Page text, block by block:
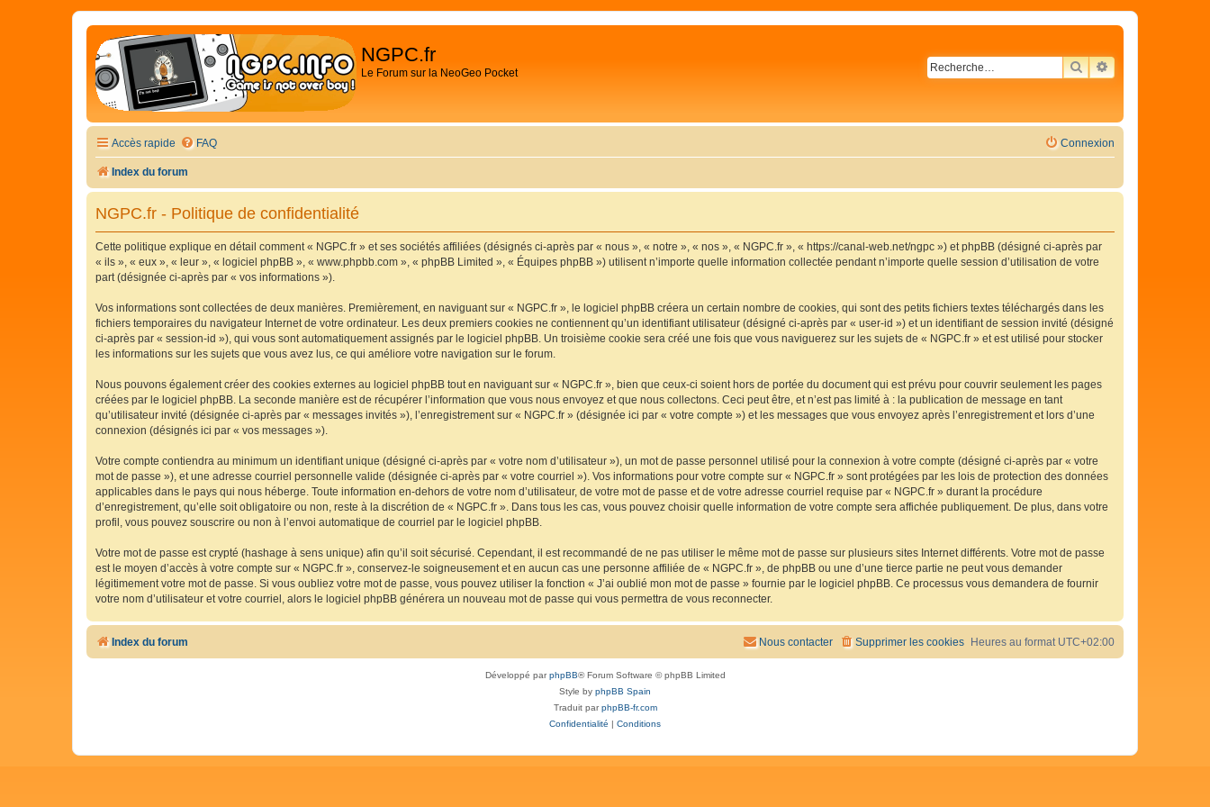
NGPC.fr
Le Forum sur la NeoGeo Pocket RECHERCHER
RECHERCHE
Accès rapide FAQ Connexion
Index du forum
NGPC.fr - Politique de confidentialité
Cette politique explique en détail comment « NGPC.fr » et ses sociétés affiliées (désignés ci-après par « nous », « notre », « nos », « NGPC.fr », « https://canal-web.net/ngpc ») et phpBB (désigné ci-après par
« ils », « eux », « leur », « logiciel phpBB », « www.phpbb.com », « phpBB Limited », « Équipes phpBB ») utilisent n’importe quelle information collectée pendant n’importe quelle session d’utilisation de votre
part (désignée ci-après par « vos informations »).
Vos informations sont collectées de deux manières. Premièrement, en naviguant sur « NGPC.fr », le logiciel phpBB créera un certain nombre de cookies, qui sont des petits fichiers textes téléchargés dans les
fichiers temporaires du navigateur Internet de votre ordinateur. Les deux premiers cookies ne contiennent qu’un identifiant utilisateur (désigné ci-après par « user-id ») et un identifiant de session invité (désigné
ci-après par « session-id »), qui vous sont automatiquement assignés par le logiciel phpBB. Un troisième cookie sera créé une fois que vous naviguerez sur les sujets de « NGPC.fr » et est utilisé pour stocker
les informations sur les sujets que vous avez lus, ce qui améliore votre navigation sur le forum.
Nous pouvons également créer des cookies externes au logiciel phpBB tout en naviguant sur « NGPC.fr », bien que ceux-ci soient hors de portée du document qui est prévu pour couvrir seulement les pages
créées par le logiciel phpBB. La seconde manière est de récupérer l’information que vous nous envoyez et que nous collectons. Ceci peut être, et n’est pas limité à : la publication de message en tant
qu’utilisateur invité (désignée ci-après par « messages invités »), l’enregistrement sur « NGPC.fr » (désignée ici par « votre compte ») et les messages que vous envoyez après l’enregistrement et lors d’une
connexion (désignés ici par « vos messages »).
Votre compte contiendra au minimum un identifiant unique (désigné ci-après par « votre nom d’utilisateur »), un mot de passe personnel utilisé pour la connexion à votre compte (désigné ci-après par « votre
mot de passe »), et une adresse courriel personnelle valide (désignée ci-après par « votre courriel »). Vos informations pour votre compte sur « NGPC.fr » sont protégées par les lois de protection des données
applicables dans le pays qui nous héberge. Toute information en-dehors de votre nom d’utilisateur, de votre mot de passe et de votre adresse courriel requise par « NGPC.fr » durant la procédure
d’enregistrement, qu’elle soit obligatoire ou non, reste à la discrétion de « NGPC.fr ». Dans tous les cas, vous pouvez choisir quelle information de votre compte sera affichée publiquement. De plus, dans votre
profil, vous pouvez souscrire ou non à l’envoi automatique de courriel par le logiciel phpBB.
Votre mot de passe est crypté (hashage à sens unique) afin qu’il soit sécurisé. Cependant, il est recommandé de ne pas utiliser le même mot de passe sur plusieurs sites Internet différents. Votre mot de passe
est le moyen d’accès à votre compte sur « NGPC.fr », conservez-le soigneusement et en aucun cas une personne affiliée de « NGPC.fr », de phpBB ou une d’une tierce partie ne peut vous demander
légitimement votre mot de passe. Si vous oubliez votre mot de passe, vous pouvez utiliser la fonction « J’ai oublié mon mot de passe » fournie par le logiciel phpBB. Ce processus vous demandera de fournir
votre nom d’utilisateur et votre courriel, alors le logiciel phpBB générera un nouveau mot de passe qui vous permettra de vous reconnecter.
Index du forum Heures au format UTC+02:00
Supprimer les cookies
Nous contacter
Développé parphpBB® Forum Software © phpBB Limited
Style by phpBB Spain
Traduit parphpBB-fr.com
Confidentialité
Conditions